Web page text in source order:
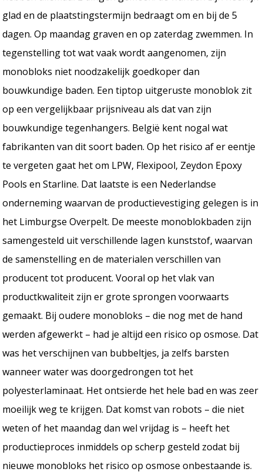
glad en de plaatstingstermijn bedraagt om en bij de 5
dagen. Op maandag graven en op zaterdag zwemmen. In
tegenstelling tot wat vaak wordt aangenomen, zijn
monobloks niet noodzakelijk goedkoper dan
bouwkundige baden. Een tiptop uitgeruste monoblok zit
op een vergelijkbaar prijsniveau als dat van zijn
bouwkundige tegenhangers. België kent nogal wat
fabrikanten van dit soort baden. Op het risico af er eentje
te vergeten gaat het om LPW, Flexipool, Zeydon Epoxy
Pools en Starline. Dat laatste is een Nederlandse
onderneming waarvan de productievestiging gelegen is in
het Limburgse Overpelt. De meeste monoblokbaden zijn
samengesteld uit verschillende lagen kunststof, waarvan
de samenstelling en de materialen verschillen van
producent tot producent. Vooral op het vlak van
productkwaliteit zijn er grote sprongen voorwaarts
gemaakt. Bij oudere monobloks – die nog met de hand
werden afgewerkt – had je altijd een risico op osmose. Dat
was het verschijnen van bubbeltjes, ja zelfs barsten
wanneer water was doorgedrongen tot het
polyesterlaminaat. Het ontsierde het hele bad en was zeer
moeilijk weg te krijgen. Dat komst van robots – die niet
weten of het maandag dan wel vrijdag is – heeft het
productieproces inmiddels op scherp gesteld zodat bij
nieuwe monobloks het risico op osmose onbestaande is.